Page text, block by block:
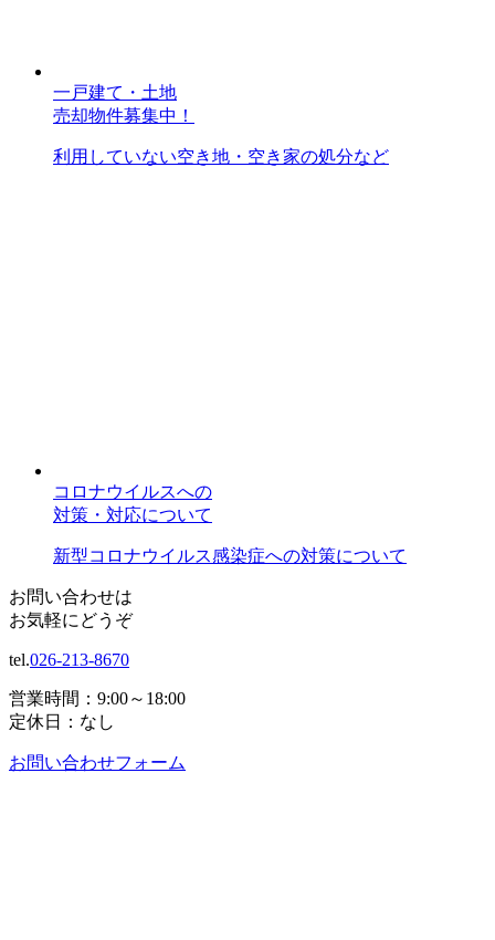
一戸建て・土地
売却物件募集中！
利用していない空き地・空き家の処分など
コロナウイルスへの
対策・対応について
新型コロナウイルス感染症への対策について
お問い合わせは
お気軽にどうぞ
tel.026-213-8670
営業時間：9:00～18:00
定休日：なし
お問い合わせフォーム